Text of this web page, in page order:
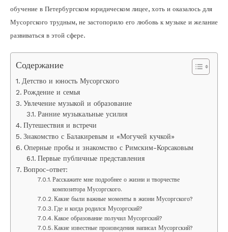
обучение в Петербургском юридическом лицее, хоть и оказалось для
Мусоргского трудным, не застопорило его любовь к музыке и желание
развиваться в этой сфере.
Содержание
Детство и юность Мусоргского
Рождение и семья
Увлечение музыкой и образование
Ранние музыкальные усилия
Путешествия и встречи
Знакомство с Балакиревым и «Могучей кучкой»
Оперные пробы и знакомство с Римским-Корсаковым
Первые публичные представления
Вопрос-ответ:
Расскажите мне подробнее о жизни и творчестве
композитора Мусоргского.
Какие были важные моменты в жизни Мусоргского?
Где и когда родился Мусоргский?
Какое образование получил Мусоргский?
Какие известные произведения написал Мусоргский?